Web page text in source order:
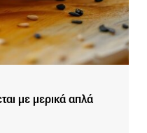
με μερικά απλά